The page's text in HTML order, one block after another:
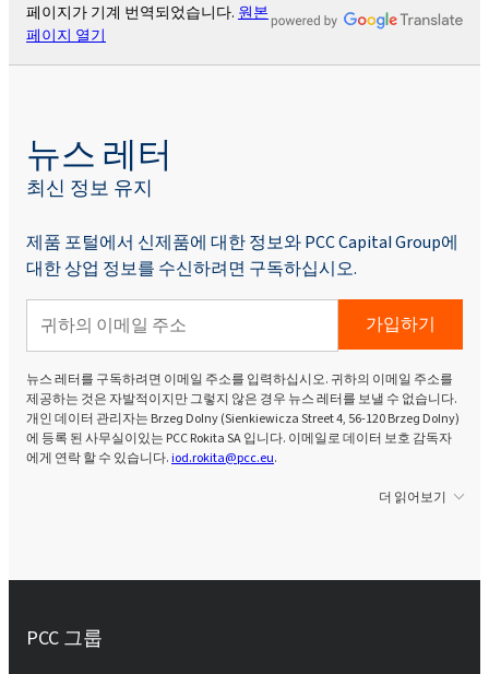
페이지가 기계 번역되었습니다. 원본
페이지 열기
뉴스 레터
최신 정보 유지
제품 포털에서 신제품에 대한 정보와 PCC Capital Group에
대한 상업 정보를 수신하려면 구독하십시오.
가입하기
뉴스 레터를 구독하려면 이메일 주소를 입력하십시오. 귀하의 이메일 주소를
제공하는 것은 자발적이지만 그렇지 않은 경우 뉴스 레터를 보낼 수 없습니다.
개인 데이터 관리자는 Brzeg Dolny (Sienkiewicza Street 4, 56-120 Brzeg Dolny)
에 등록 된 사무실이있는 PCC Rokita SA 입니다. 이메일로 데이터 보호 감독자
에게 연락 할 수 있습니다.iod.rokita@pcc.eu.
더 읽어보기
PCC 그룹